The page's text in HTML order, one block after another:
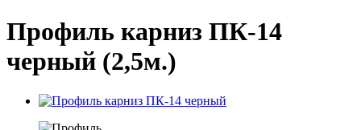
Профиль карниз ПК-14
черный (2,5м.)